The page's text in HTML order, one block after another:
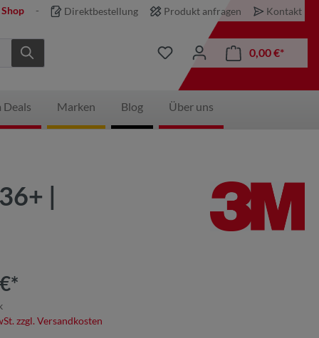
Direktbestellung Produkt anfragen Kontakt
0,00 €*
Deals Marken Blog Über uns
|
zzgl. Versandkosten